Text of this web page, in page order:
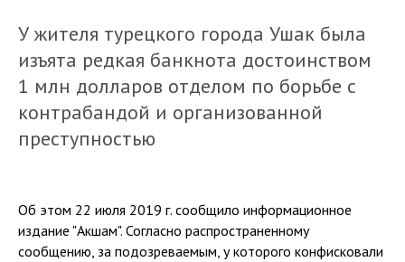
У жителя турецкого города Ушак была
изъята редкая банкнота достоинством
1 млн долларов отделом по борьбе с
контрабандой и организованной
преступностью
Об этом 22 июля 2019 г. сообщило информационное
издание "Акшам". Согласно распространенному
сообщению, за подозреваемым, у которого конфисковали